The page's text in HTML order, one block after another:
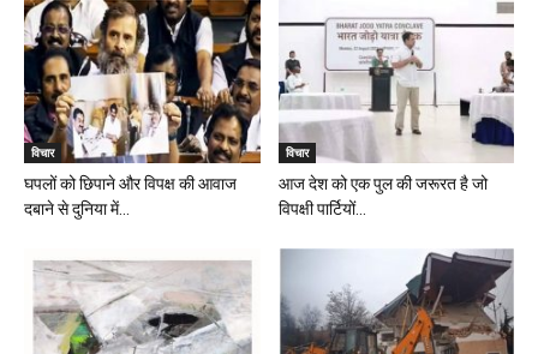
विचार
घपलों को छिपाने और विपक्ष की आवाज
दबाने से दुनिया में...
विचार
आज देश को एक पुल की जरूरत है जो
विपक्षी पार्टियों...